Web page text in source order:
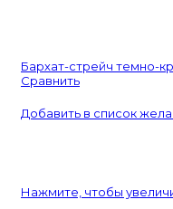
Бархат-стрейч темно-
Сравнить
Добавить в список
Нажмите, чтобы